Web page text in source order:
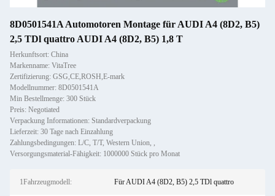
8D0501541A Automotoren Montage für AUDI A4 (8D2, B5)
2,5 TDl quattro AUDI A4 (8D2, B5) 1,8 T
Herkunftsort: China
Markenname: VitaTree
Zertifizierung: GSG,CE,ROSH,E-mark
Modellnummer: 8D0501541A
Min Bestellmenge: 300 Stück
Preis: Negotiated
Verpackung Informationen: Standardverpackung
Lieferzeit: 30 Tage nach Einzahlung
Zahlungsbedingungen: L/C, T/T, Western Union, ,
Versorgungsmaterial-Fähigkeit: 1000000 Stück pro Monat
1Fahrzeugmodell: Für AUDI A4 (8D2, B5) 2,5 TDl quattro